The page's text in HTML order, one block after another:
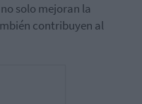
solo mejoran la
contribuyen al